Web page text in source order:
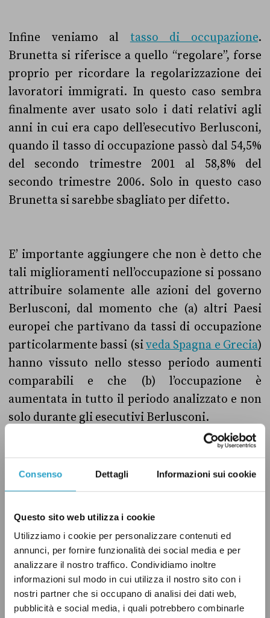
Consenso Dettagli Informazioni sui cookie
Questo sito web utilizza i cookie
Utilizziamo i cookie per personalizzare contenuti ed
annunci, per fornire funzionalità dei social media e per
analizzare il nostro traffico. Condividiamo inoltre
informazioni sul modo in cui utilizza il nostro sito con i
nostri partner che si occupano di analisi dei dati web,
pubblicità e social media, i quali potrebbero combinarle
Infine veniamo al tasso di occupazione.
Brunetta si riferisce a quello “regolare”, forse
proprio per ricordare la regolarizzazione dei
lavoratori immigrati. In questo caso sembra
finalmente aver usato solo i dati relativi agli
anni in cui era capo dell’esecutivo Berlusconi,
quando il tasso di occupazione passò dal 54,5%
del secondo trimestre 2001 al 58,8% del
secondo trimestre 2006. Solo in questo caso
Brunetta si sarebbe sbagliato per difetto.
E’ importante aggiungere che non è detto che
tali miglioramenti nell’occupazione si possano
attribuire solamente alle azioni del governo
Berlusconi, dal momento che (a) altri Paesi
europei che partivano da tassi di occupazione
particolarmente bassi (siveda Spagna e Grecia)
hanno vissuto nello stesso periodo aumenti
comparabili e che (b) l’occupazione è
aumentata in tutto il periodo analizzato e non
solo durante gli esecutivi Berlusconi.
Il verdetto
Brunetta commette un errore rilevante,
ascrivendo tutti miglioramenti registrati nei
principali indicatori dell’occupazione dal 2000
al 2008 al periodo di Berlusconi Presidente del
Consiglio. Il numero di occupati è aumentato